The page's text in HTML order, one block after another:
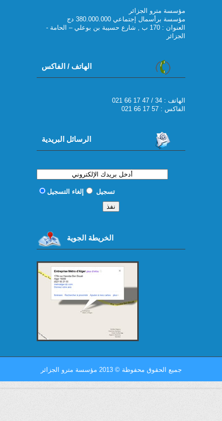
مؤسسة مترو الجزائر
مؤسسة برأسمال إجتماعي 380.000.000 دج
العنوان : 170 ب , شارع حسيبة بن بوعلي – الحامة -
الجزائر
الهاتف / الفاكس
021 66 17 47 / 34 : الهاتف
الفاكس : 57 17 66 021
الرسائل البريدية
تسجيل إلغاء التسجيل
الخريطة الجوية
جميع الحقوق محفوظة© 2013 مؤسسة مترو الجزائر